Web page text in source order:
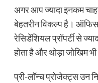
अगर आप ज्यादा इनकम
बेहतरीन विकल्प है।
रेसिडेंशियल प्रॉपर्टी से
होता है और थोड़ा जोखिम
प्री-लॉन्च प्रोजेक्ट्स उन